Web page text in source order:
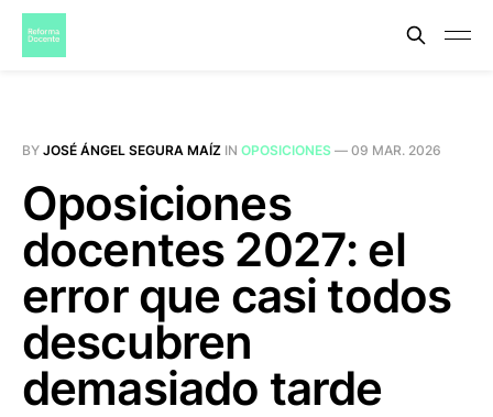
BY JOSÉ ÁNGEL SEGURA MAÍZ IN OPOSICIONES — 09 MAR. 2026
Oposiciones
docentes 2027: el
error que casi todos
descubren
demasiado tarde